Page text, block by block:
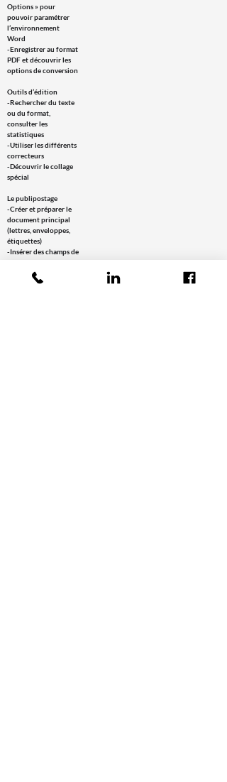
Options » pour
pouvoir paramétrer
l’environnement
Word
-Enregistrer au format
PDF et découvrir les
options de conversion
Outils d’édition
-Rechercher du texte
ou du format,
consulter les
statistiques
-Utiliser les différents
correcteurs
-Découvrir le collage
spécial
Le publipostage
-Créer et préparer le
document principal
(lettres, enveloppes,
étiquettes)
-Insérer des champs de
-Utiliser les règles
(et/ou, si...)